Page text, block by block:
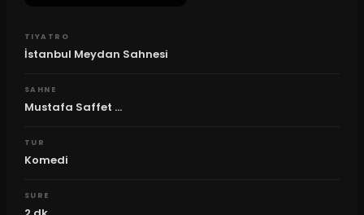
TIYATRO
İstanbul Meydan Sahnesi
SAHNE
Mustafa Saffet ...
TUR
Komedi
SURE